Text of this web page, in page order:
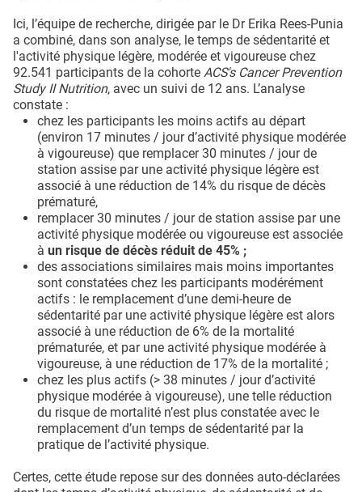
Ici, l’équipe de recherche, dirigée par le Dr Erika Rees-Punia
a combiné, dans son analyse, le temps de sédentarité et
l'activité physique légère, modérée et vigoureuse chez
92.541 participants de la cohorte ACS's Cancer Prevention
Study II Nutrition, avec un suivi de 12 ans. L’analyse
constate :
chez les participants les moins actifs au départ
(environ 17 minutes / jour d’activité physique modérée
à vigoureuse) que remplacer 30 minutes / jour de
station assise par une activité physique légère est
associé à une réduction de 14% du risque de décès
prématuré,
remplacer 30 minutes / jour de station assise par une
activité physique modérée ou vigoureuse est associée
à un risque de décès réduit de 45% ;
des associations similaires mais moins importantes
sont constatées chez les participants modérément
actifs : le remplacement d’une demi-heure de
sédentarité par une activité physique légère est alors
associé à une réduction de 6% de la mortalité
prématurée, et par une activité physique modérée à
vigoureuse, à une réduction de 17% de la mortalité ;
chez les plus actifs (> 38 minutes / jour d’activité
physique modérée à vigoureuse), une telle réduction
du risque de mortalité n’est plus constatée avec le
remplacement d’un temps de sédentarité par la
pratique de l’activité physique.
Certes, cette étude repose sur des données auto-déclarées